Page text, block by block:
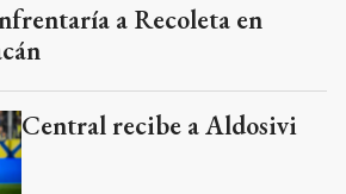
a Recoleta en
Central recibe a Aldosivi